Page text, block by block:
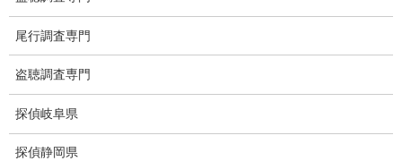
尾行調査専門
盗聴調査専門
探偵岐阜県
探偵静岡県